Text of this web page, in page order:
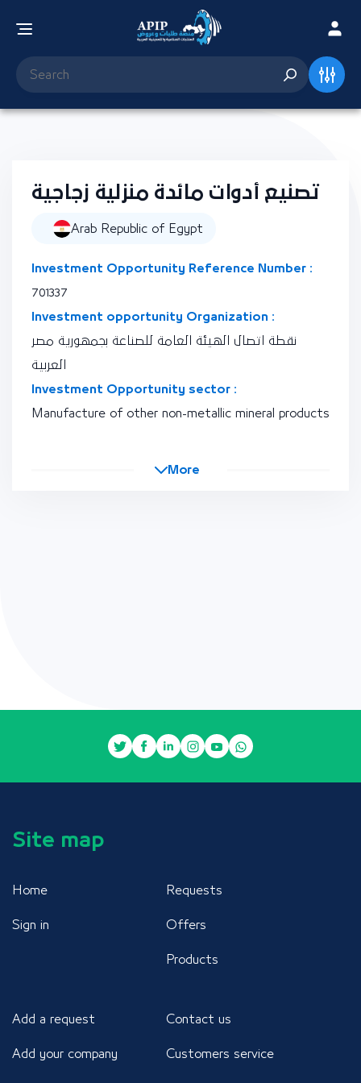
تصنيع أدوات مائدة منزلية زجاجية
Arab Republic of Egypt
Investment Opportunity Reference Number :
701337
Investment opportunity Organization :
نقطة اتصال الهيئة العامة للصناعة بجمهورية مصر
العربية
Investment Opportunity sector :
Manufacture of other non-metallic mineral products
More
Site map
Home
Sign in
Requests
Offers
Products
Add a request
Add your company
Contact us
Customers service